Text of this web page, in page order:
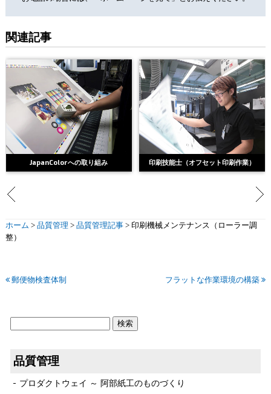
関連記事
JapanColorへの取り組み 印刷技能士（オフセット印刷作業）
ホーム > 品質管理 > 品質管理記事> 印刷機械メンテナンス（ローラー調
整）
郵便物検査体制 フラットな作業環境の構築
品質管理
プロダクトウェイ ～ 阿部紙工のものづくり